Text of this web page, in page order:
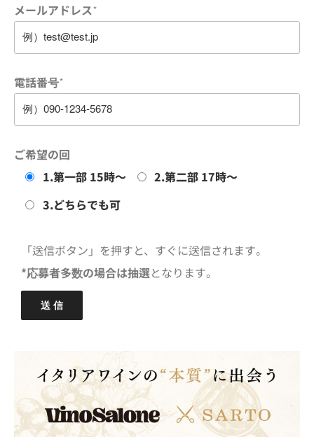
メールアドレス*
電話番号*
ご希望の回
1.第一部 15時〜
2.第二部 17時〜
3.どちらでも可
「送信ボタン」を押すと、すぐに送信されます。
*応募者多数の場合は抽選となります。